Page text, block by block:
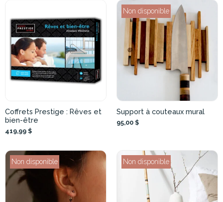
Coffrets Prestige : Rêves et
bien-être
419,99 $
Non disponible
Support à couteaux mural
95,00 $
Non disponible Non disponible